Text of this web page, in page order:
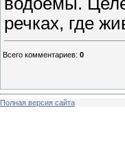
речках, где
Всего комментариев: 0
Полная версия сайта